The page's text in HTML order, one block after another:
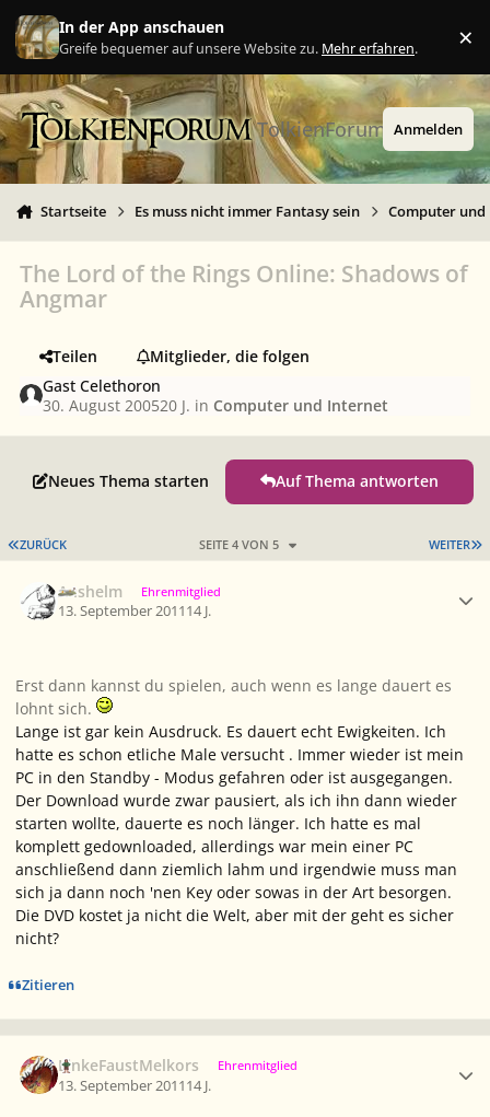
Zu Inhalt springen
In der App anschauen
Greife bequemer auf unsere Website zu. Mehr erfahren. ×
TolkienForum Anmelden
Startseite Es muss nicht immer Fantasy sein Computer
The Lord of the Rings Online: Shadows of
Angmar
Teilen
Mitglieder, die folgen
Gast Celethoron
30. August 200520 J. in Computer und Internet
Neues Thema starten Auf Thema antworten
ERSTE SEITE
ZURÜCK WEITER
SEITE 4 VON 5
Anshelm Ehrenmitglied
13. September 201114 J.
Erst dann kannst du spielen, auch wenn es lange dauert es
lohnt sich.
Lange ist gar kein Ausdruck. Es dauert echt Ewigkeiten. Ich
hatte es schon etliche Male versucht . Immer wieder ist mein
PC in den Standby - Modus gefahren oder ist ausgegangen.
Der Download wurde zwar pausiert, als ich ihn dann wieder
starten wollte, dauerte es noch länger. Ich hatte es mal
komplett gedownloaded, allerdings war mein einer PC
anschließend dann ziemlich lahm und irgendwie muss man
sich ja dann noch 'nen Key oder sowas in der Art besorgen.
Die DVD kostet ja nicht die Welt, aber mit der geht es sicher
nicht?
Zitieren
LinkeFaustMelkors Ehrenmitglied
13. September 201114 J.